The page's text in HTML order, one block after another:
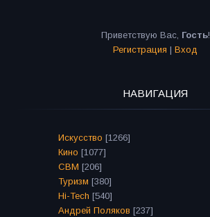
Приветствую Вас, Гость!
Регистрация | Вход
НАВИГАЦИЯ
Искусство [1266]
Кино [1077]
СВМ [206]
Туризм [380]
Hi-Tech [540]
Андрей Поляков [237]